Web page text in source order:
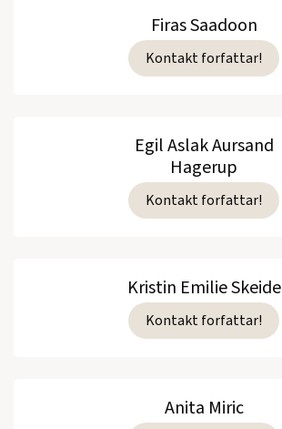
Firas Saadoon
Kontakt forfattar!
Egil Aslak Aursand
Hagerup
Kontakt forfattar!
Kristin Emilie Skeide
Kontakt forfattar!
Anita Miric